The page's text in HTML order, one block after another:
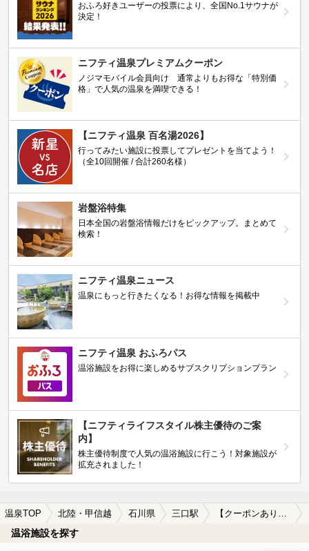
おふろ好きユーザーの投票により、全国No.1サウナが
決定！
ニフティ温泉プレミアムクーポン
ノジマモバイル会員向け 通常よりもお得な「特別価
格」で人気の温泉を満喫できる！
【ニフティ温泉 百名湯2026】
行ってみたい施設に投票してプレゼントを当てよう！
（全10回開催 / 合計260名様）
岩盤浴特集
日本全国の岩盤浴情報だけをピックアップ。まとめて
検索！
ニフティ温泉ニュース
温泉にもっと行きたくなる！お得な情報を掲載中
ニフティ温泉 おふろパス
温浴施設をお得に楽しめるサブスクリプションプラン
【ニフティライフスタイル株主優待のご案
内】
株主優待制度で人気の温浴施設に行こう！対象施設が
拡充されました！
温泉TOP 北陸・甲信越 石川県 三口駅 【クーポンあり】三口駅近くの温泉宿・温泉旅館・ホテルおすすめ(2026年版)
温浴施設を探す